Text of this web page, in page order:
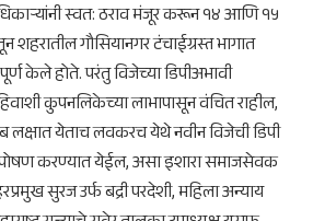
स्वत: ठराव मंजूर करून १४ आणि १५
शहरातील गौसियानगर टंचाईग्रस्त भागात
केले होते. परंतु विजेच्या डिपीअभावी
कुपनलिकेच्या लाभापासून वंचित राहील,
लक्षात येताच लवकरच येथे नवीन विजेची डिपी
करण्यात येईल, असा इशारा समाजसेवक
सुरज उर्फ बद्री परदेशी, महिला अन्याय